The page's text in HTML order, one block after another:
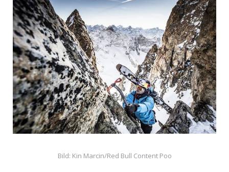
Bild: Kin Marcin/Red Bull Content Poo